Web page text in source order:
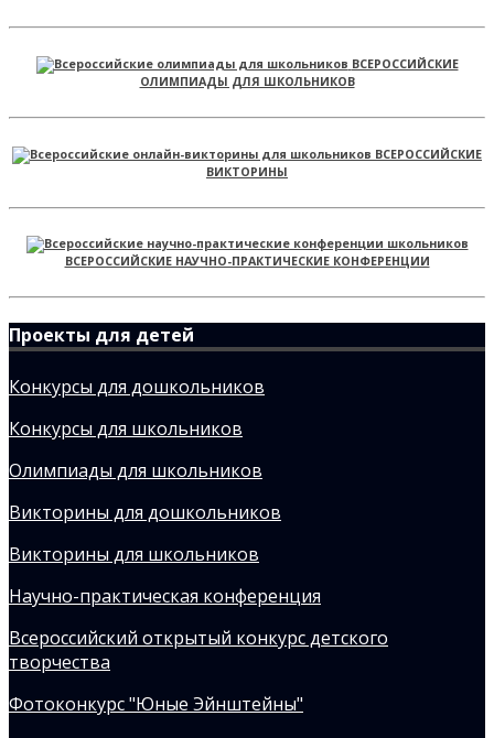
ВСЕРОССИЙСКИЕ
ОЛИМПИАДЫ ДЛЯ ШКОЛЬНИКОВ
ВСЕРОССИЙСКИЕ
ВИКТОРИНЫ
ВСЕРОССИЙСКИЕ НАУЧНО-ПРАКТИЧЕСКИЕ КОНФЕРЕНЦИИ
Проекты для детей
Конкурсы для дошкольников
Конкурсы для школьников
Олимпиады для школьников
Викторины для дошкольников
Викторины для школьников
Научно-практическая конференция
Всероссийский открытый конкурс детского
творчества
Фотоконкурс "Юные Эйнштейны"